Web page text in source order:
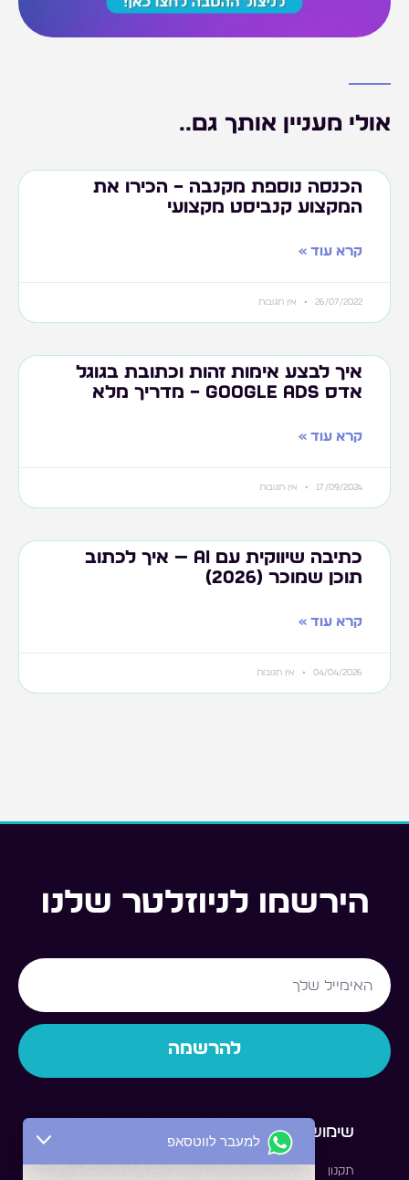
אולי מעניין אותך גם..
הכנסה נוספת מקנבה – הכירו את
המקצוע קנביסט מקצועי
קרא עוד »
26/07/2022 אין תגובות
איך לבצע אימות זהות וכתובת בגוגל
אדס google ads – מדריך מלא
קרא עוד »
17/09/2024 אין תגובות
כתיבה שיווקית עם AI — איך לכתוב
תוכן שמוכר (2026)
קרא עוד »
04/04/2026 אין תגובות
הירשמו לניוזלטר שלנו
Email
להרשמה
שימושי
תקנון
למעבר לווטסאפ